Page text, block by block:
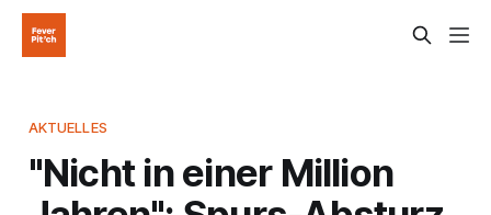
AKTUELLES
"Nicht in einer Million